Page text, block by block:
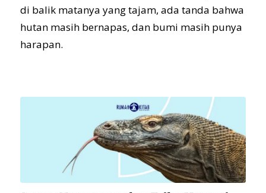
di balik matanya yang tajam, ada tanda bahwa
hutan masih bernapas, dan bumi masih punya
harapan.